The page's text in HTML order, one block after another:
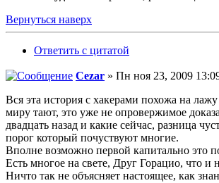
Вернуться наверх
Ответить с цитатой
Cezar » Пн ноя 23, 2009
Вся эта история с хакерами похожа на
миру тают, это уже не опровержимое
двадцать назад и какие сейчас, разница
порог который почуствуют многие.
Вполне возможно первой капитально это
Есть многое на свете, Друг Горацио, что
Ничто так не объясняет настоящее, как